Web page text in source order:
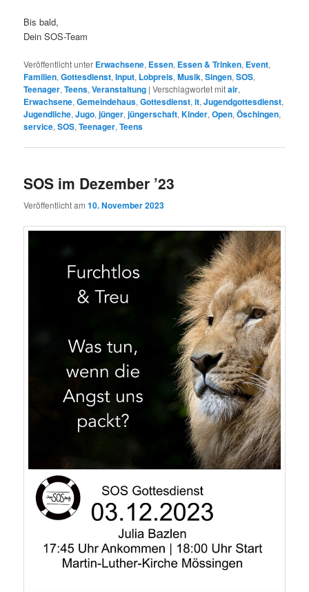
Bis bald,
Dein SOS-Team
Veröffentlicht unter Erwachsene, Essen, Essen & Trinken, Event,
Familien,Gottesdienst,Input, Lobpreis,Musik,Singen,SOS,
Teenager,Teens,Veranstaltung |Verschlagwortet mitair,
Erwachsene,Gemeindehaus,Gottesdienst,it,Jugendgottesdienst,
Jugendliche,Jugo,jünger,jüngerschaft,Kinder,Open,Öschingen,
service,SOS,Teenager,Teens
SOS im Dezember ’23
Veröffentlicht am10. November 2023